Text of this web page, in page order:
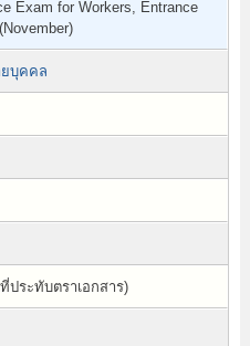
Exam for Workers, Entrance
บุคคล
ประทับตราเอกสาร)